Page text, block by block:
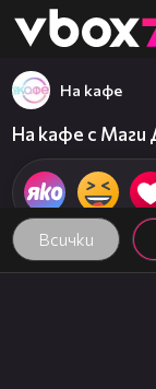
👾
Всички
На кафе
На кафе с Маги
09:09